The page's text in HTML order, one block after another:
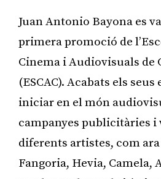
Juan Antonio Bayona es
primera promoció de
Cinema i Audiovisuals de
(ESCAC). Acabats els seus
iniciar en el món
campanyes publicitàries i
diferents artistes, com ara
Fangoria, Hevia, Camela,